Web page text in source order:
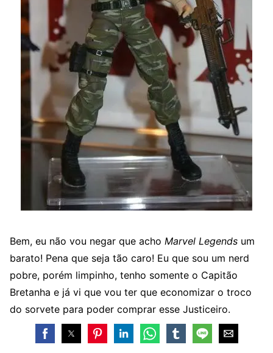
Bem, eu não vou negar que acho Marvel Legends um
barato! Pena que seja tão caro! Eu que sou um nerd
pobre, porém limpinho, tenho somente o Capitão
Bretanha e já vi que vou ter que economizar o troco
do sorvete para poder comprar esse Justiceiro.